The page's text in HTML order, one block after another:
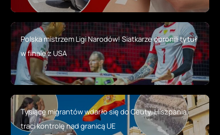
Polska mistrzem Ligi Narodów! Siatkarze obronili tytuł
w finale z USA
Tysiące migrantów wdarło się do Ceuty. Hiszpania
traci kontrolę nad granicą UE